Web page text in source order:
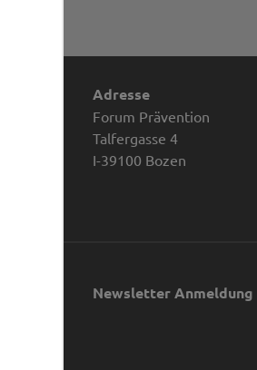
Adresse
Forum Prävention
Talfergasse 4
I-39100 Bozen
Newsletter Anmeldung